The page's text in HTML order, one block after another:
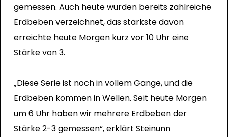
gemessen. Auch heute wurden bereits zahlreiche
Erdbeben verzeichnet, das stärkste davon
erreichte heute Morgen kurz vor 10 Uhr eine
Stärke von 3.
„Diese Serie ist noch in vollem Gange, und die
Erdbeben kommen in Wellen. Seit heute Morgen
um 6 Uhr haben wir mehrere Erdbeben der
Stärke 2-3 gemessen“, erklärt Steinunn